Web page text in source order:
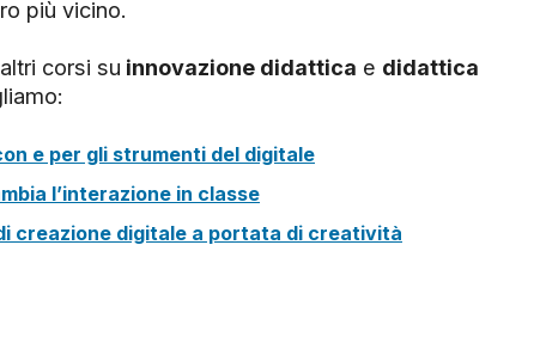
più vicino.
corsi su innovazione didattica e didattica
e per gli strumenti del digitale
l’interazione in classe
creazione digitale a portata di creatività